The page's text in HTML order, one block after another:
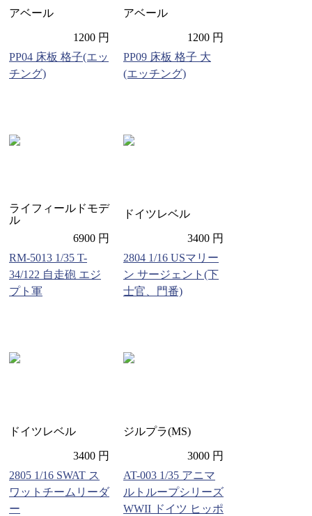
アベール
1200 円
PP04 床板 格子(エッ
チング)
アベール
1200 円
PP09 床板 格子 大
(エッチング)
ライフィールドモデ
ル
6900 円
RM-5013 1/35 T-
34/122 自走砲 エジ
プト軍
ドイツレベル
3400 円
2804 1/16 USマリー
ン サージェント(下
士官、門番)
ドイツレベル
3400 円
2805 1/16 SWAT ス
ワットチームリーダ
ー
ジルプラ(MS)
3000 円
AT-003 1/35 アニマ
ルトループシリーズ
WWII ドイツ ヒッポ